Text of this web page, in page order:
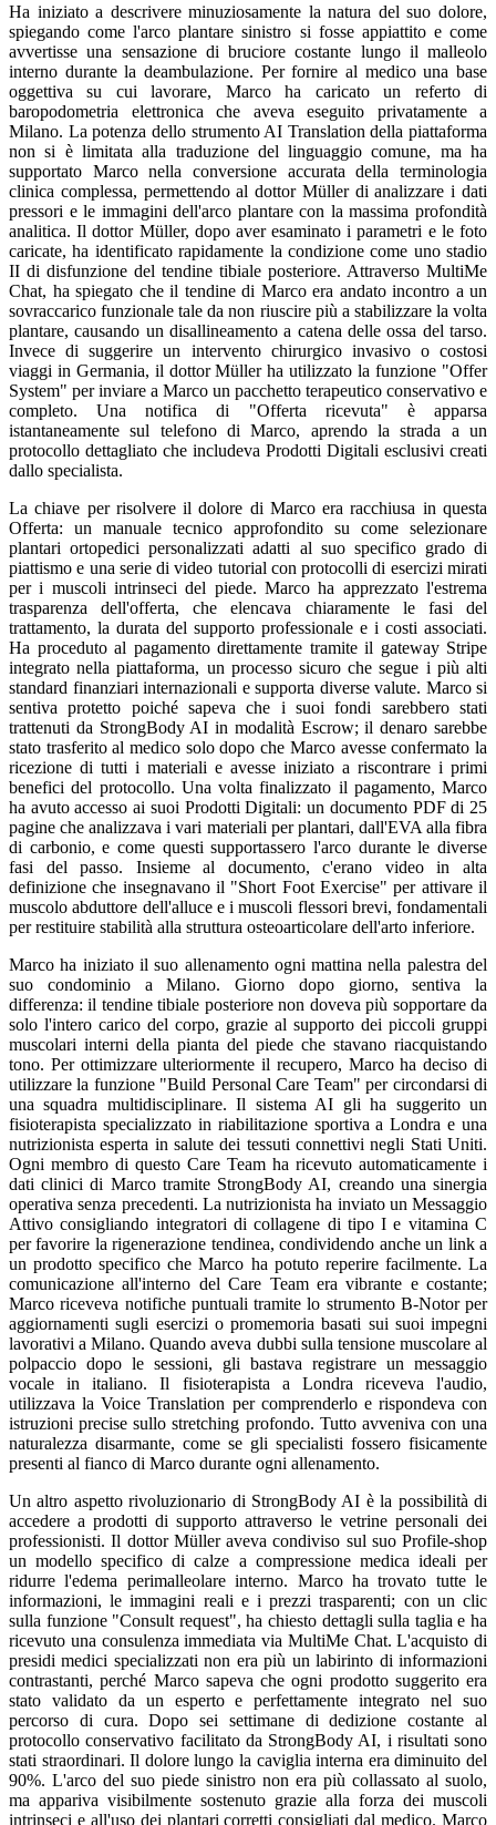
Ha iniziato a descrivere minuziosamente la natura del suo dolore,
spiegando come l'arco plantare sinistro si fosse appiattito e come
avvertisse una sensazione di bruciore costante lungo il malleolo
interno durante la deambulazione. Per fornire al medico una base
oggettiva su cui lavorare, Marco ha caricato un referto di
baropodometria elettronica che aveva eseguito privatamente a
Milano. La potenza dello strumento AI Translation della piattaforma
non si è limitata alla traduzione del linguaggio comune, ma ha
supportato Marco nella conversione accurata della terminologia
clinica complessa, permettendo al dottor Müller di analizzare i dati
pressori e le immagini dell'arco plantare con la massima profondità
analitica. Il dottor Müller, dopo aver esaminato i parametri e le foto
caricate, ha identificato rapidamente la condizione come uno stadio
II di disfunzione del tendine tibiale posteriore. Attraverso MultiMe
Chat, ha spiegato che il tendine di Marco era andato incontro a un
sovraccarico funzionale tale da non riuscire più a stabilizzare la volta
plantare, causando un disallineamento a catena delle ossa del tarso.
Invece di suggerire un intervento chirurgico invasivo o costosi
viaggi in Germania, il dottor Müller ha utilizzato la funzione "Offer
System" per inviare a Marco un pacchetto terapeutico conservativo e
completo. Una notifica di "Offerta ricevuta" è apparsa
istantaneamente sul telefono di Marco, aprendo la strada a un
protocollo dettagliato che includeva Prodotti Digitali esclusivi creati
dallo specialista.
La chiave per risolvere il dolore di Marco era racchiusa in questa
Offerta: un manuale tecnico approfondito su come selezionare
plantari ortopedici personalizzati adatti al suo specifico grado di
piattismo e una serie di video tutorial con protocolli di esercizi mirati
per i muscoli intrinseci del piede. Marco ha apprezzato l'estrema
trasparenza dell'offerta, che elencava chiaramente le fasi del
trattamento, la durata del supporto professionale e i costi associati.
Ha proceduto al pagamento direttamente tramite il gateway Stripe
integrato nella piattaforma, un processo sicuro che segue i più alti
standard finanziari internazionali e supporta diverse valute. Marco si
sentiva protetto poiché sapeva che i suoi fondi sarebbero stati
trattenuti da StrongBody AI in modalità Escrow; il denaro sarebbe
stato trasferito al medico solo dopo che Marco avesse confermato la
ricezione di tutti i materiali e avesse iniziato a riscontrare i primi
benefici del protocollo. Una volta finalizzato il pagamento, Marco
ha avuto accesso ai suoi Prodotti Digitali: un documento PDF di 25
pagine che analizzava i vari materiali per plantari, dall'EVA alla fibra
di carbonio, e come questi supportassero l'arco durante le diverse
fasi del passo. Insieme al documento, c'erano video in alta
definizione che insegnavano il "Short Foot Exercise" per attivare il
muscolo abduttore dell'alluce e i muscoli flessori brevi, fondamentali
per restituire stabilità alla struttura osteoarticolare dell'arto inferiore.
Marco ha iniziato il suo allenamento ogni mattina nella palestra del
suo condominio a Milano. Giorno dopo giorno, sentiva la
differenza: il tendine tibiale posteriore non doveva più sopportare da
solo l'intero carico del corpo, grazie al supporto dei piccoli gruppi
muscolari interni della pianta del piede che stavano riacquistando
tono. Per ottimizzare ulteriormente il recupero, Marco ha deciso di
utilizzare la funzione "Build Personal Care Team" per circondarsi di
una squadra multidisciplinare. Il sistema AI gli ha suggerito un
fisioterapista specializzato in riabilitazione sportiva a Londra e una
nutrizionista esperta in salute dei tessuti connettivi negli Stati Uniti.
Ogni membro di questo Care Team ha ricevuto automaticamente i
dati clinici di Marco tramite StrongBody AI, creando una sinergia
operativa senza precedenti. La nutrizionista ha inviato un Messaggio
Attivo consigliando integratori di collagene di tipo I e vitamina C
per favorire la rigenerazione tendinea, condividendo anche un link a
un prodotto specifico che Marco ha potuto reperire facilmente. La
comunicazione all'interno del Care Team era vibrante e costante;
Marco riceveva notifiche puntuali tramite lo strumento B-Notor per
aggiornamenti sugli esercizi o promemoria basati sui suoi impegni
lavorativi a Milano. Quando aveva dubbi sulla tensione muscolare al
polpaccio dopo le sessioni, gli bastava registrare un messaggio
vocale in italiano. Il fisioterapista a Londra riceveva l'audio,
utilizzava la Voice Translation per comprenderlo e rispondeva con
istruzioni precise sullo stretching profondo. Tutto avveniva con una
naturalezza disarmante, come se gli specialisti fossero fisicamente
presenti al fianco di Marco durante ogni allenamento.
Un altro aspetto rivoluzionario di StrongBody AI è la possibilità di
accedere a prodotti di supporto attraverso le vetrine personali dei
professionisti. Il dottor Müller aveva condiviso sul suo Profile-shop
un modello specifico di calze a compressione medica ideali per
ridurre l'edema perimalleolare interno. Marco ha trovato tutte le
informazioni, le immagini reali e i prezzi trasparenti; con un clic
sulla funzione "Consult request", ha chiesto dettagli sulla taglia e ha
ricevuto una consulenza immediata via MultiMe Chat. L'acquisto di
presidi medici specializzati non era più un labirinto di informazioni
contrastanti, perché Marco sapeva che ogni prodotto suggerito era
stato validato da un esperto e perfettamente integrato nel suo
percorso di cura. Dopo sei settimane di dedizione costante al
protocollo conservativo facilitato da StrongBody AI, i risultati sono
stati straordinari. Il dolore lungo la caviglia interna era diminuito del
90%. L'arco del suo piede sinistro non era più collassato al suolo,
ma appariva visibilmente sostenuto grazie alla forza dei muscoli
intrinseci e all'uso dei plantari corretti consigliati dal medico. Marco